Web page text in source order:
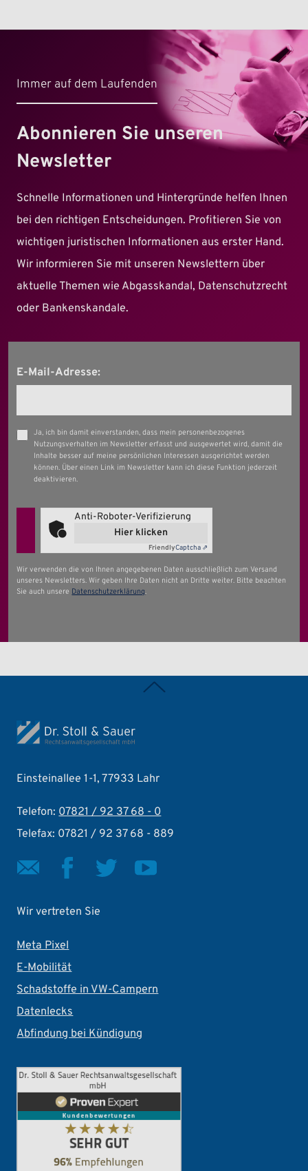
Immer auf dem Laufenden
Abonnieren Sie unseren
Newsletter
Schnelle Informationen und Hintergründe helfen Ihnen
bei den richtigen Entscheidungen. Profitieren Sie von
wichtigen juristischen Informationen aus erster Hand.
Wir informieren Sie mit unseren Newslettern über
aktuelle Themen wie Abgasskandal, Datenschutzrecht
oder Bankenskandale.
E-Mail-Adresse:
Ja, ich bin damit einverstanden, dass mein personenbezogenes
Nutzungsverhalten im Newsletter erfasst und ausgewertet wird, damit die
Inhalte besser auf meine persönlichen Interessen ausgerichtet werden
können. Über einen Link im Newsletter kann ich diese Funktion jederzeit
deaktivieren.
Anti-Roboter-Verifizierung
Hier klicken
FriendlyCaptcha ⇗
Wir verwenden die von Ihnen angegebenen Daten ausschließlich zum Versand
unseres Newsletters. Wir geben Ihre Daten nicht an Dritte weiter. Bitte beachten
Sie auch unsere Datenschutzerklärung.
Zurück nach oben
Einsteinallee 1-1, 77933 Lahr
Telefon: 07821 / 92 37 68 - 0
Telefax: 07821 / 92 37 68 - 889
Wir vertreten Sie
Meta Pixel
E-Mobilität
Schadstoffe in VW-Campern
Datenlecks
Abfindung bei Kündigung